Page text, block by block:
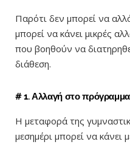
Παρότι δεν μπορεί να
μπορεί να κάνει μικρές
που βοηθούν να
διάθεση.
# 1. Αλλαγή στο πρόγραμμα
Η μεταφορά της
μεσημέρι μπορεί να κάνει